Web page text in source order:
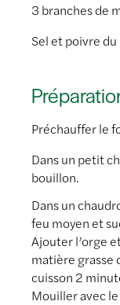
3 branches de
Sel et poivre
Préchauffer le
Dans un petit
bouillon.
Dans un
feu moyen et
Ajouter l’orge
matière grasse
cuisson 2
Mouiller avec